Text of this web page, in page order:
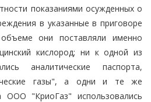
показаниями осужденных о
в указанные в приговоре
они поставляли именно
кислород; ни к одной из
аналитические паспорта,
газы", а одни и те же
ООО "КриоГаз" использовались